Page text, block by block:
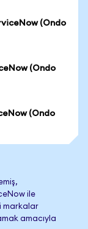
(Ondo
(Ondo
(Ondo
ile
markalar
amacıyla